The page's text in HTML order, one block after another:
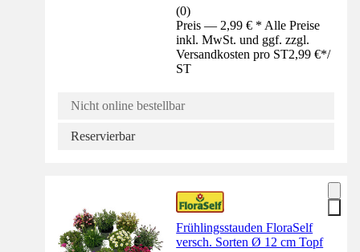
(0)
Preis — 2,99 € * Alle Preise
inkl. MwSt. und ggf. zzgl.
Versandkosten pro ST2,99 €*/
ST
Nicht online bestellbar
Reservierbar
Frühlingsstauden FloraSelf
versch. Sorten Ø 12 cm Topf